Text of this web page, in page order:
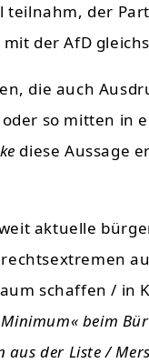
teilnahm, der
der AfD
die auch
so mitten
diese Aussage
aktuelle
schaffen /
beim
der Liste /